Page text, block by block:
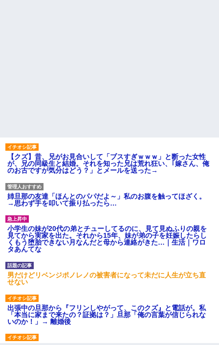
【クズ】昔、兄がお見合いして「ブスすぎｗｗｗ」と断った女性
が、兄の同級生と結婚。それを知った兄は荒れ狂い、｢嫁さん、俺
のお古ですが気分はどう？」とメールを送った→
姉旦那の友達「ほんとのパパだよ～」私のお腹を触ってほざく。
→思わず手を叩いて振り払ったら…
小学生の妹が20代の弟とチューしてるのに、見て見ぬふりの親を
見てから実家を出た。それから15年、妹が弟の子を妊娠したらし
くもう堕胎できない月なんだと母から連絡がきた…｜生活｜ワロ
タあんてな
男だけどリベンジポノレノの被害者になって未だに人生が立ち直
せない
出張中の旦那から『フリンしやがって、このクズ』と電話が。私
「本当に家まで来たの？証拠は？」旦那「俺の言葉が信じられな
いのか！」→ 離婚後